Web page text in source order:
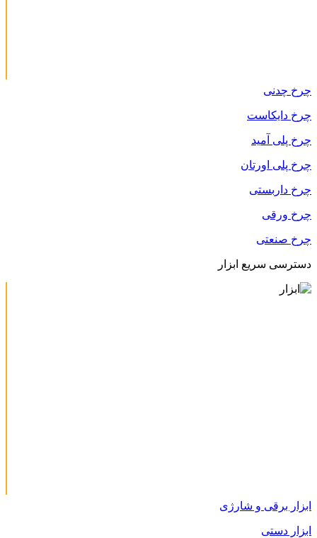
چرخ چدنی
چرخ دایکاست
چرخ پلی آمید
چرخ پلی اورتان
چرخ داربستی
چرخ ورقی
چرخ صنعتی
دسترسی سریع ابزار
ابزار برقی و شارژی
ابزار دستی